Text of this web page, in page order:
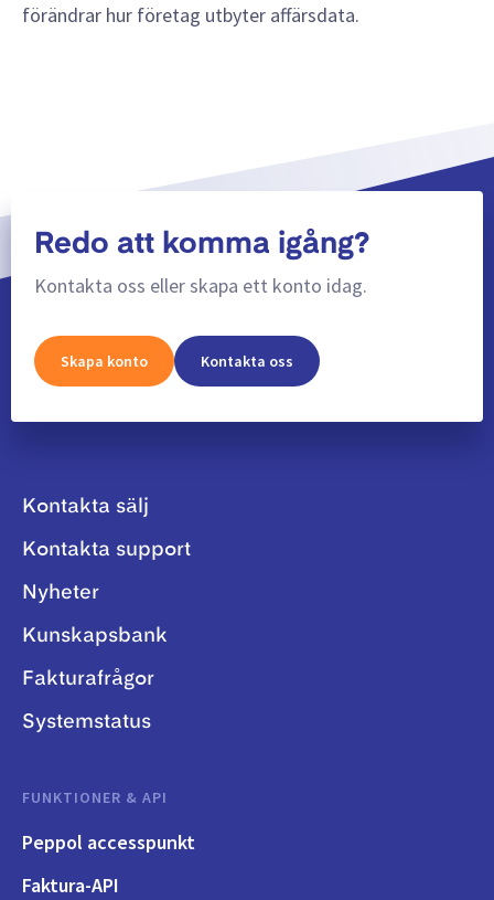
förändrar hur företag utbyter affärsdata.
Redo att komma igång?
Kontakta oss eller skapa ett konto idag.
Skapa konto Kontakta oss
Kontakta sälj
Kontakta support
Nyheter
Kunskapsbank
Fakturafrågor
Systemstatus
FUNKTIONER & API
Peppol accesspunkt
Faktura-API